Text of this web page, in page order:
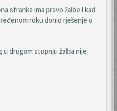
stranka ima pravo žalbe i kad
roku donio rješenje o
u drugom stupnju žalba nije